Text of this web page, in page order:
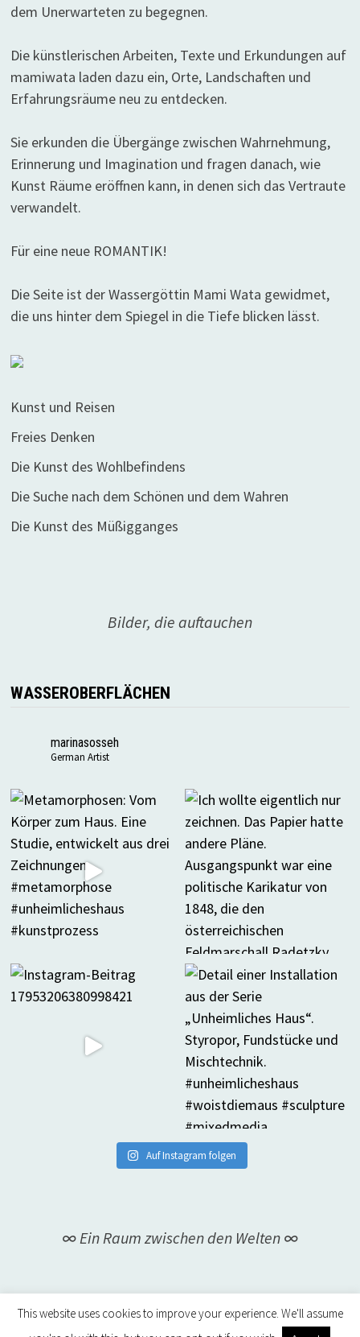
dem Unerwarteten zu begegnen.
Die künstlerischen Arbeiten, Texte und Erkundungen auf
mamiwata laden dazu ein, Orte, Landschaften und
Erfahrungsräume neu zu entdecken.
Sie erkunden die Übergänge zwischen Wahrnehmung,
Erinnerung und Imagination und fragen danach, wie
Kunst Räume eröffnen kann, in denen sich das Vertraute
verwandelt.
Für eine neue ROMANTIK!
Die Seite ist der Wassergöttin Mami Wata gewidmet,
die uns hinter dem Spiegel in die Tiefe blicken lässt.
Kunst und Reisen
Freies Denken
Die Kunst des Wohlbefindens
Die Suche nach dem Schönen und dem Wahren
Die Kunst des Müßigganges
Bilder, die auftauchen
WASSEROBERFLÄCHEN
marinasosseh
German Artist
Auf Instagram folgen
∞ Ein Raum zwischen den Welten ∞
This website uses cookies to improve your experience. We'll assume